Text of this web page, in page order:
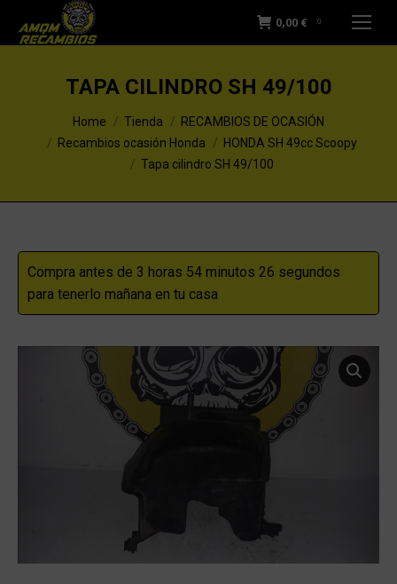
0,00 € 0
TAPA CILINDRO SH 49/100
You are here:Home Tienda
RECAMBIOS DE OCASIÓN
Recambios ocasión Honda
HONDA SH 49cc Scoopy
Tapa cilindro SH 49/100
Compra antes de 3 horas 54 minutos 26 segundos
para tenerlo mañana en tu casa